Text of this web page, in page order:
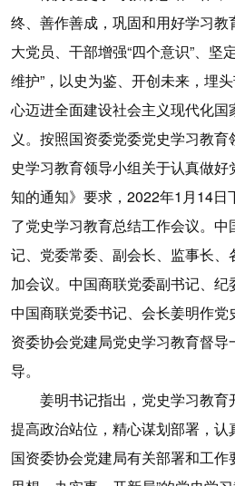
终、善作善成，巩固和用好学习
大党员、干部增强“四个意识”、坚
维护”，以史为鉴、开创未来，埋
心迈进全面建设社会主义现代化
义。按照国资委党委党史学习教
史学习教育领导小组关于认真做
知的通知》要求，2022年1月14日
了党史学习教育总结工作会议。
记、党委常委、副会长、监事长
加会议。中国商联党委副书记、纪
中国商联党委书记、会长姜明作
资委协会党建局党史学习教育督
导。
姜明书记指出，党史学习教
提高政治站位，精心谋划部署，
国资委协会党建局有关部署和工作